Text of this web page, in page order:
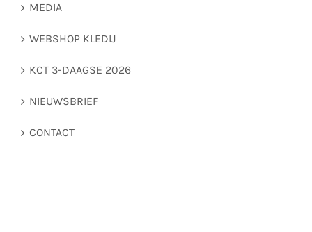
MEDIA
WEBSHOP KLEDIJ
KCT 3-DAAGSE 2026
NIEUWSBRIEF
CONTACT